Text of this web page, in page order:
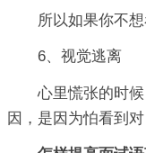
所以如果你不
6、视觉逃离
心里慌张的时
因，是因为怕看到对